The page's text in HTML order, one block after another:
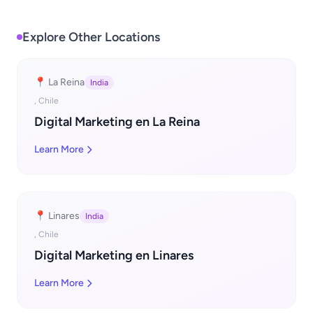
Explore Other Locations
📍 La Reina
India
, Chile
Digital Marketing en La Reina
Learn More
📍 Linares
India
, Chile
Digital Marketing en Linares
Learn More